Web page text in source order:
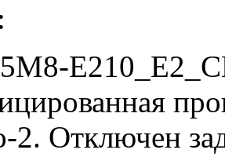
2. Отключен